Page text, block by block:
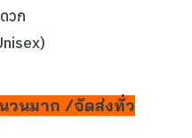
วก
วนมาก /จัดส่งทั่ว